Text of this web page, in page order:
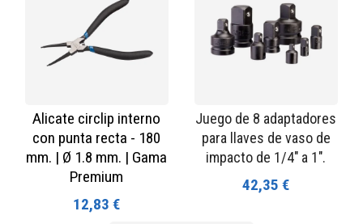
Alicate circlip interno
con punta recta - 180
mm. | Ø 1.8 mm. | Gama
Premium
12,83 €
Juego de 8 adaptadores
para llaves de vaso de
impacto de 1/4" a 1".
42,35 €